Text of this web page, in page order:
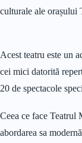
culturale ale orașului
Acest teatru este un
cei mici datorită
20 de spectacole
Ceea ce face Teatrul
abordarea sa